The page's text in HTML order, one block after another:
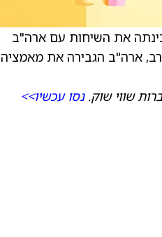
את השיחות עם ארה"ב
ארה"ב הגבירה את מאמציה
שווי שוק.נסו עכשיו>>